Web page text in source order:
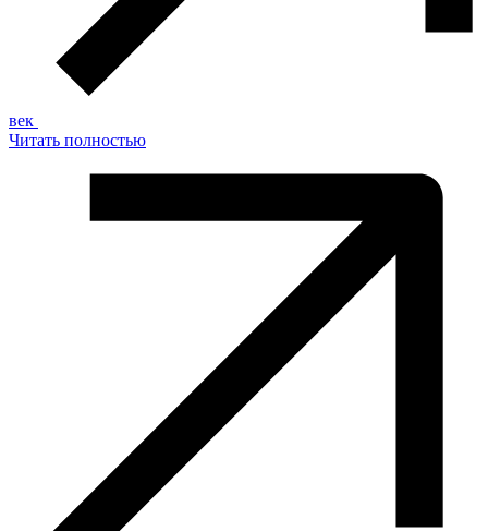
век
Читать полностью